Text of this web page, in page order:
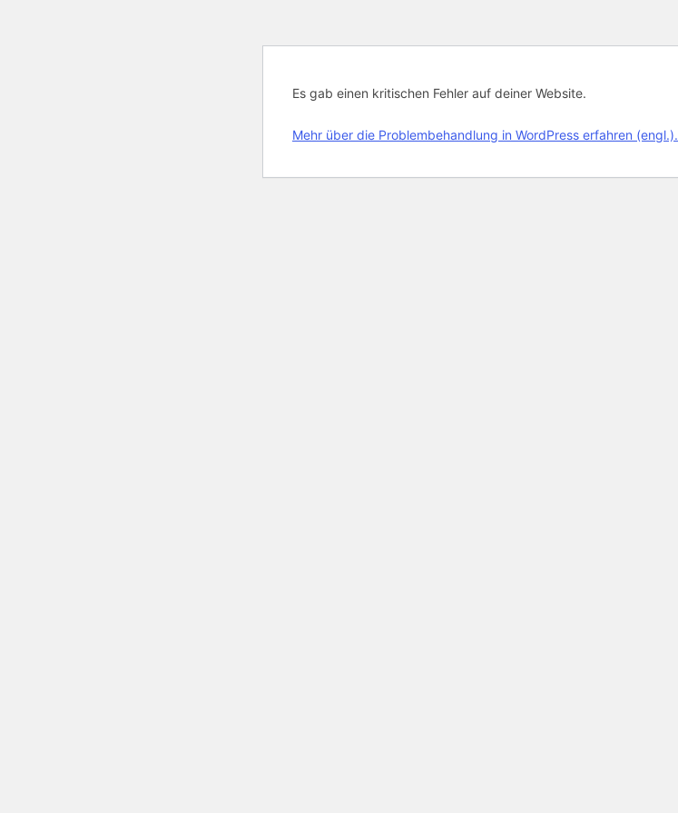
Es gab einen kritischen Fehler auf deiner Website.
Mehr über die Problembehandlung in WordPress erfahren (engl.).